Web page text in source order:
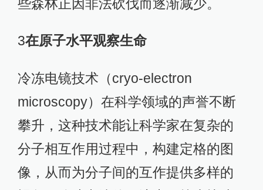
些森林正因非法砍伐而逐渐减少。
3在原子水平观察生命
冷冻电镜技术（cryo-electron
microscopy）在科学领域的声誉不断
攀升，这种技术能让科学家在复杂的
分子相互作用过程中，构建定格的图
像，从而为分子间的互作提供多样的